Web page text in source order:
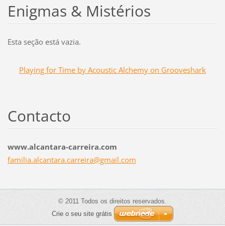
Enigmas & Mistérios
Esta seção está vazia.
Playing for Time by Acoustic Alchemy on Grooveshark
Contacto
www.alcantara-carreira.com
familia.alcantara.carreira@gmail.com
© 2011 Todos os direitos reservados.
Crie o seu site grátis